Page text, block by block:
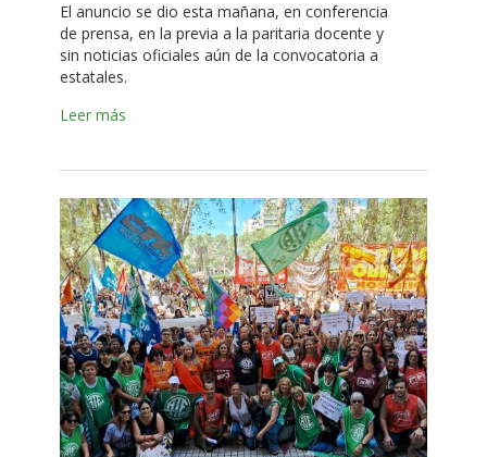
El anuncio se dio esta mañana, en conferencia
de prensa, en la previa a la paritaria docente y
sin noticias oficiales aún de la convocatoria a
estatales.
Leer más